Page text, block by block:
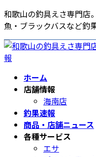
コ
ン
テ
ン
ツ
ナ
ビ
ゲ
ー
シ
和歌山の釣具えさ専門店
魚・ブラックバスなど釣
ホーム
店舗情報
海南店
釣果速報
商品・店舗ニュース
各種サービス
エサ